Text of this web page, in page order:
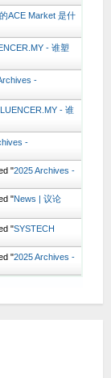
ACE Market 是什
- 谁塑
-
- 谁
-
"2025 Archives -
"News | 议论
"SYSTECH
"2025 Archives -